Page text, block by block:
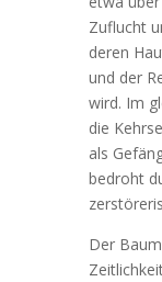
Zuflucht
deren
und der
wird. Im
die
als
bedroht
Der